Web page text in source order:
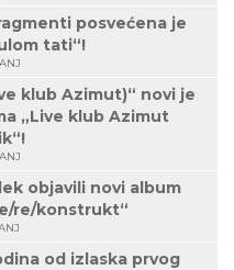
posvećena je
tati“!
klub Azimut)“ novi je
„Live klub Azimut
objavili novi album
re/konstrukt“
od izlaska prvog